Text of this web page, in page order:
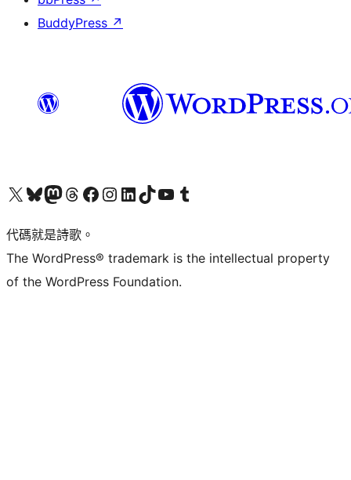
BuddyPress ↗
Visit our X (formerly Twitter) account
Visit our Bluesky account
Visit our Mastodon account
Visit our Threads account
訪問我們的 Facebook 專頁Visit our Instagram account
Visit our LinkedIn account
Visit our TikTok account
Visit our YouTube channel
Visit our Tumblr account
代碼就是詩歌。
The WordPress® trademark is the intellectual property
of the WordPress Foundation.